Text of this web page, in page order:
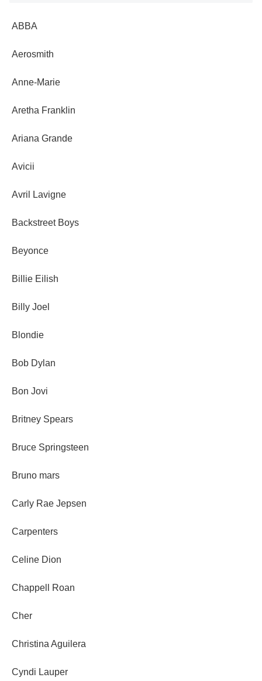
ABBA
Aerosmith
Anne-Marie
Aretha Franklin
Ariana Grande
Avicii
Avril Lavigne
Backstreet Boys
Beyonce
Billie Eilish
Billy Joel
Blondie
Bob Dylan
Bon Jovi
Britney Spears
Bruce Springsteen
Bruno mars
Carly Rae Jepsen
Carpenters
Celine Dion
Chappell Roan
Cher
Christina Aguilera
Cyndi Lauper